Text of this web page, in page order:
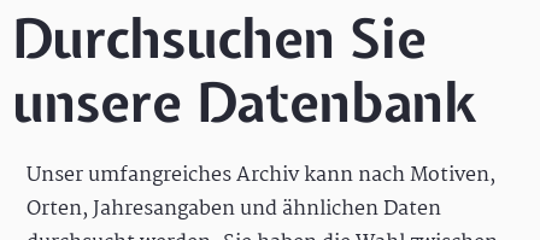
Durchsuchen Sie
unsere Datenbank
Unser umfangreiches Archiv kann nach Motiven,
Orten, Jahresangaben und ähnlichen Daten